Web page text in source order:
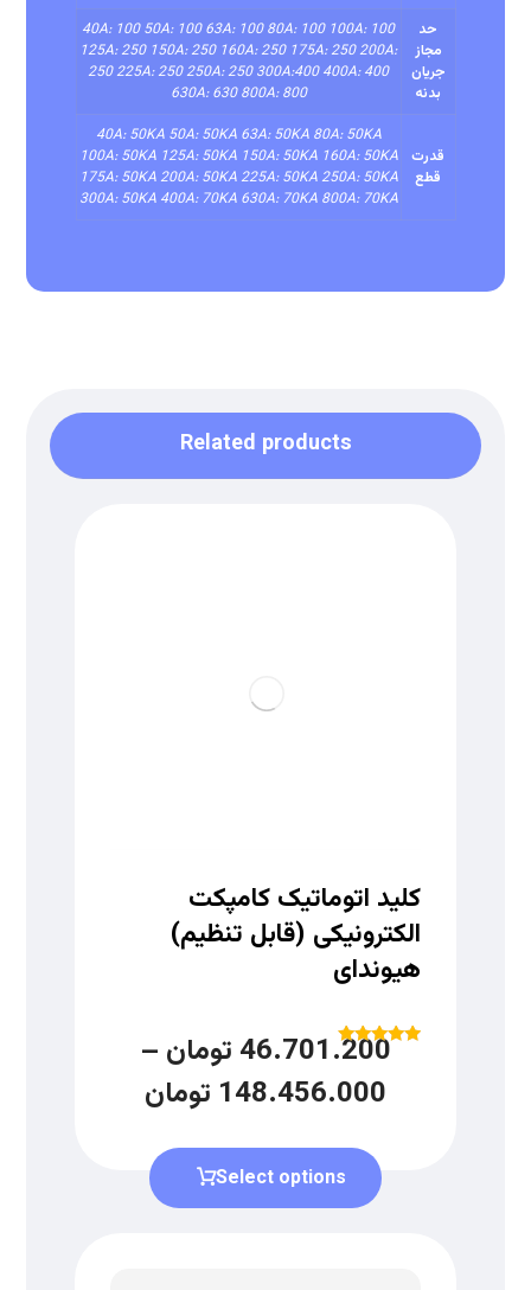
حد
مجاز
جریان
بدنه
40A: 100 50A: 100 63A: 100 80A: 100 100A: 100
125A: 250 150A: 250 160A: 250 175A: 250 200A:
250 225A: 250 250A: 250 300A:400 400A: 400
630A: 630 800A: 800
قدرت
قطع
40A: 50KA 50A: 50KA 63A: 50KA 80A: 50KA
100A: 50KA 125A: 50KA 150A: 50KA 160A: 50KA
175A: 50KA 200A: 50KA 225A: 50KA 250A: 50KA
300A: 50KA 400A: 70KA 630A: 70KA 800A: 70KA
Related products
کلید اتوماتیک کامپکت
الکترونیکی (قابل تنظیم)
هیوندای
Rated
out of 5
46.701.200 تومان –
148.456.000 تومان
Select options